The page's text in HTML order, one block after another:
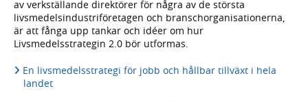
av verkställande direktörer för några av de största
livsmedelsindustriföretagen och branschorganisationerna,
är att fånga upp tankar och idéer om hur
Livsmedelsstrategin 2.0 bör utformas.
En livsmedelsstrategi för jobb och hållbar tillväxt i hela
landet